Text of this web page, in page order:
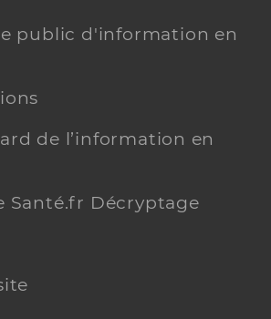
public d'information en
de l’information en
Santé.fr Décryptage